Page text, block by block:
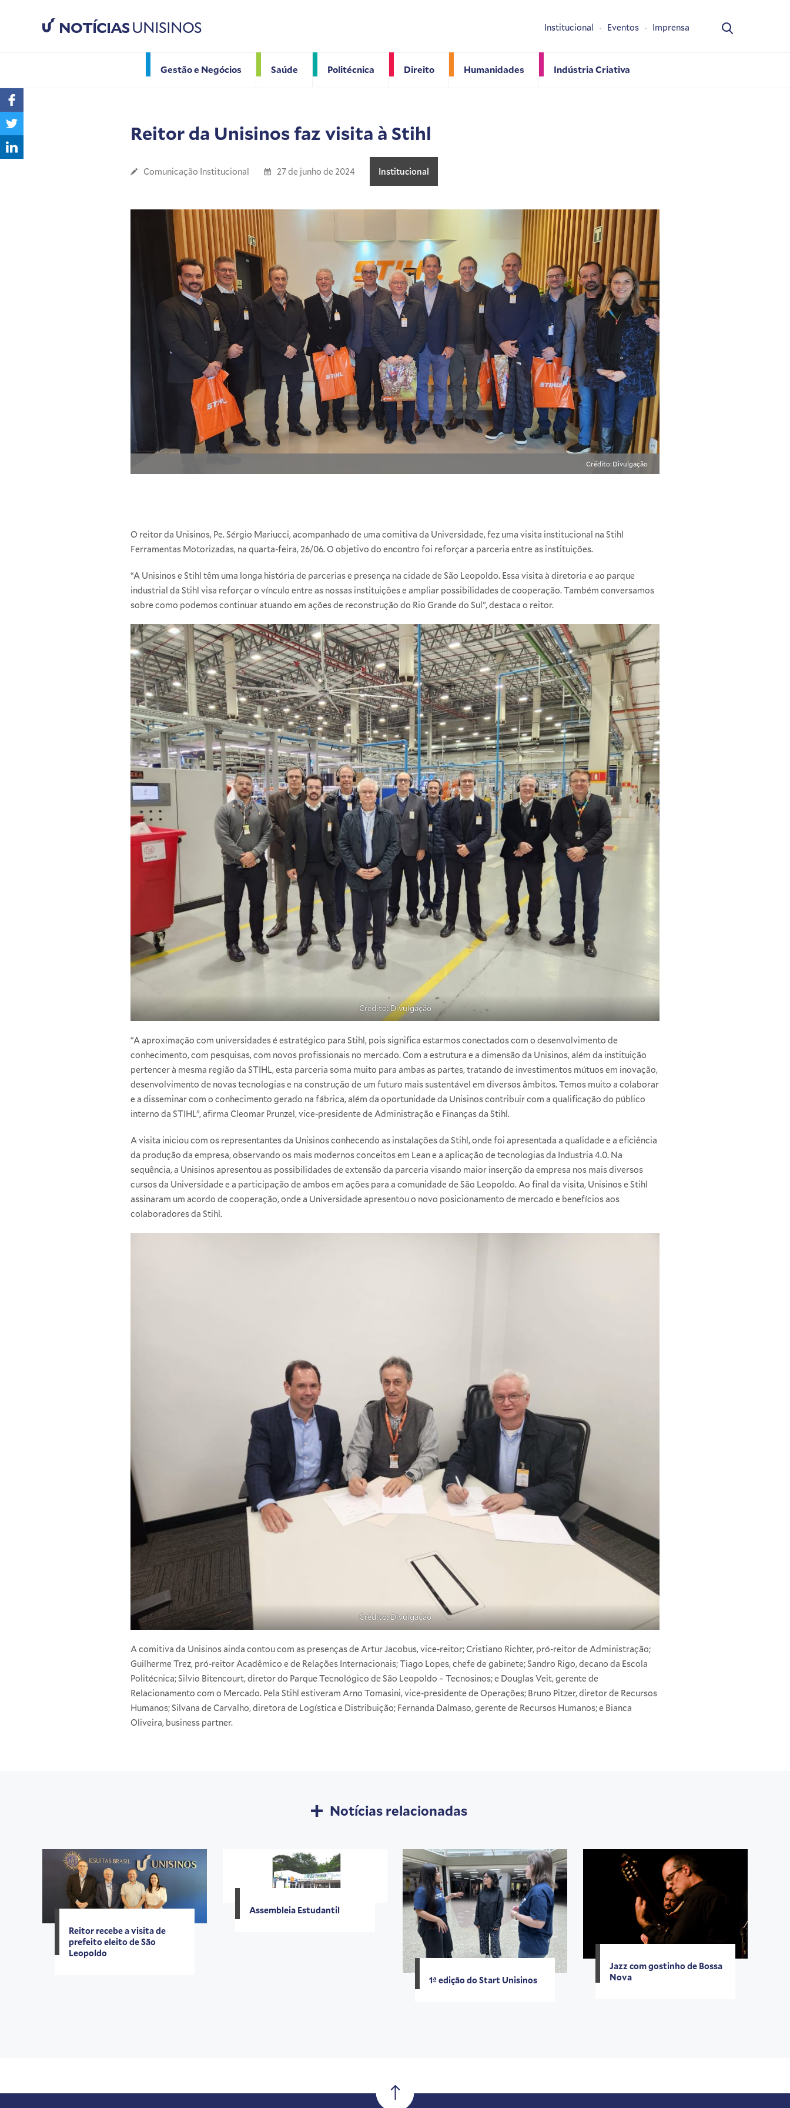
NOTÍCIASUNISINOS
Gestão e Negócios Saúde Politécnica Direito Humanidades Indústria Criativa
Institucional Eventos Imprensa
Reitor da Unisinos faz visita à Stihl
Comunicação Institucional 27 de junho de 2024 Institucional
Crédito: Divulgação
O reitor da Unisinos, Pe. Sérgio Mariucci, acompanhado de uma comitiva da Universidade, fez uma visita institucional na Stihl
Ferramentas Motorizadas, na quarta-feira, 26/06. O objetivo do encontro foi reforçar a parceria entre as instituições.
“A Unisinos e Stihl têm uma longa história de parcerias e presença na cidade de São Leopoldo. Essa visita à diretoria e ao parque
industrial da Stihl visa reforçar o vínculo entre as nossas instituições e ampliar possibilidades de cooperação. Também conversamos
sobre como podemos continuar atuando em ações de reconstrução do Rio Grande do Sul”, destaca o reitor.
Crédito: Divulgação
“A aproximação com universidades é estratégico para Stihl, pois significa estarmos conectados com o desenvolvimento de
conhecimento, com pesquisas, com novos profissionais no mercado. Com a estrutura e a dimensão da Unisinos, além da instituição
pertencer à mesma região da STIHL, esta parceria soma muito para ambas as partes, tratando de investimentos mútuos em inovação,
desenvolvimento de novas tecnologias e na construção de um futuro mais sustentável em diversos âmbitos. Temos muito a colaborar
e a disseminar com o conhecimento gerado na fábrica, além da oportunidade da Unisinos contribuir com a qualificação do público
interno da STIHL”, afirma Cleomar Prunzel, vice-presidente de Administração e Finanças da Stihl.
A visita iniciou com os representantes da Unisinos conhecendo as instalações da Stihl, onde foi apresentada a qualidade e a eficiência
da produção da empresa, observando os mais modernos conceitos em Lean e a aplicação de tecnologias da Industria 4.0. Na
sequência, a Unisinos apresentou as possibilidades de extensão da parceria visando maior inserção da empresa nos mais diversos
cursos da Universidade e a participação de ambos em ações para a comunidade de São Leopoldo. Ao final da visita, Unisinos e Stihl
assinaram um acordo de cooperação, onde a Universidade apresentou o novo posicionamento de mercado e benefícios aos
colaboradores da Stihl.
Crédito: Divulgação
A comitiva da Unisinos ainda contou com as presenças de Artur Jacobus, vice-reitor; Cristiano Richter, pró-reitor de Administração;
Guilherme Trez, pró-reitor Acadêmico e de Relações Internacionais; Tiago Lopes, chefe de gabinete; Sandro Rigo, decano da Escola
Politécnica; Silvio Bitencourt, diretor do Parque Tecnológico de São Leopoldo – Tecnosinos; e Douglas Veit, gerente de
Relacionamento com o Mercado. Pela Stihl estiveram Arno Tomasini, vice-presidente de Operações; Bruno Pitzer, diretor de Recursos
Humanos; Silvana de Carvalho, diretora de Logística e Distribuição; Fernanda Dalmaso, gerente de Recursos Humanos; e Bianca
Oliveira, business partner.
Notícias relacionadas
Reitor recebe a visita de
prefeito eleito de São
Leopoldo
Assembleia Estudantil
1ª edição do Start Unisinos
Jazz com gostinho de Bossa
Nova